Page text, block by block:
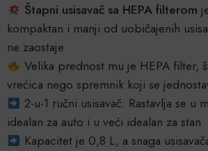
Štapni usisavač sa HEPA filterom
kompaktan i manji od uobičajenih
ne zaostaje
Velika prednost mu je HEPA filter,
vrećica nego spremnik koji se
2-u-1 ručni usisavač: Rastavlja se u
idealan za auto i u veći idealan za stan
Kapacitet je 0,8 L, a snaga